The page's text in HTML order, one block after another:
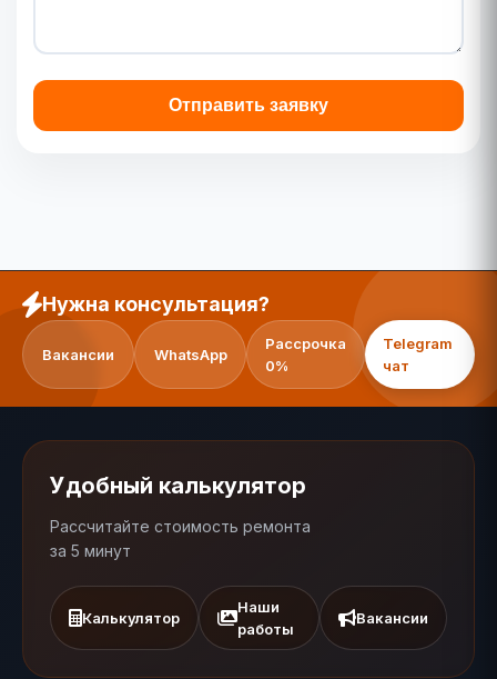
Отправить заявку
Нужна консультация?
Вакансии WhatsApp
Рассрочка
0%
Telegram
чат
Удобный калькулятор
Рассчитайте стоимость ремонта
за 5 минут
Калькулятор
Наши
работы
Вакансии